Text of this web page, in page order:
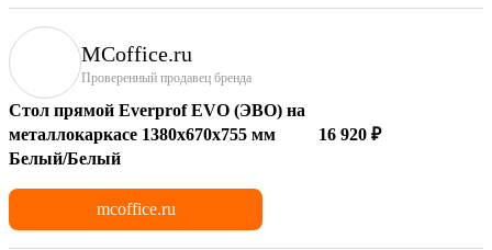
MCoffice.ru
Проверенный продавец бренда
Стол прямой Everprof EVO (ЭВО) на
металлокаркасе 1380х670х755 мм
Белый/Белый
16 920 ₽
mcoffice.ru